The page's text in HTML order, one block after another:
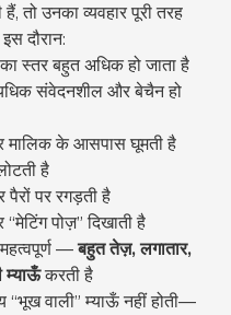
हैं, तो उनका व्यवहार पूरी तरह
दौरान:
स्तर बहुत अधिक हो जाता है
संवेदनशील और बेचैन हो
मालिक के आसपास घूमती है
है
पर रगड़ती है
पोज़” दिखाती है
— बहुत तेज़, लगातार,
म्याऊँ करती है
“भूख वाली” म्याऊँ नहीं होती—